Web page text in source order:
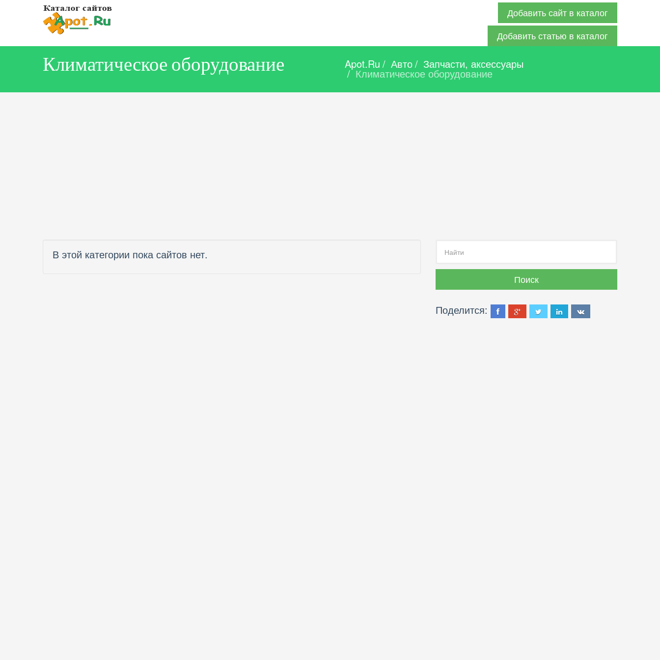
Добавить сайт в каталог
Добавить статью в каталог
Климатическое оборудование Apot.Ru / Авто/ Запчасти, аксессуары
/ Климатическое оборудование
В этой категории пока сайтов нет.
Поделится: